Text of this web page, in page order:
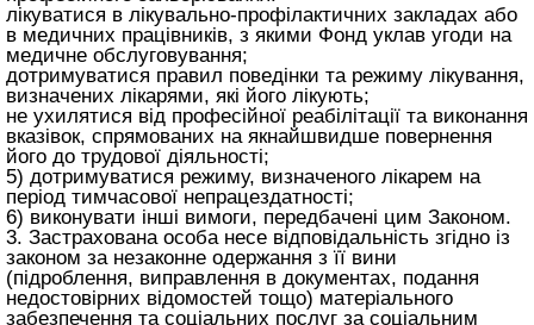
лікуватися в лікувально-профілактичних закладах або
в медичних працівників, з якими Фонд уклав угоди на
медичне обслуговування;
дотримуватися правил поведінки та режиму лікування,
визначених лікарями, які його лікують;
не ухилятися від професійної реабілітації та виконання
вказівок, спрямованих на якнайшвидше повернення
його до трудової діяльності;
5) дотримуватися режиму, визначеного лікарем на
період тимчасової непрацездатності;
6) виконувати інші вимоги, передбачені цим Законом.
3. Застрахована особа несе відповідальність згідно із
законом за незаконне одержання з її вини
(підроблення, виправлення в документах, подання
недостовірних відомостей тощо) матеріального
забезпечення та соціальних послуг за соціальним